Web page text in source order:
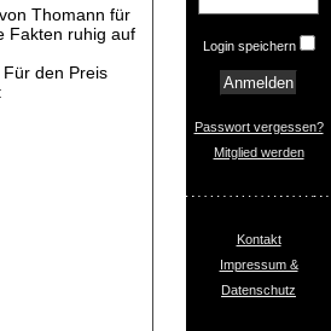
Login speichern
Passwort vergessen?
Mitglied werden
Kontakt
Impressum &
Datenschutz
Thomann für
Fakten ruhig auf
den Preis